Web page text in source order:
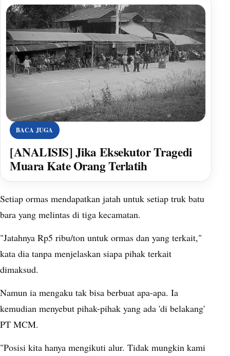
BACA JUGA
[ANALISIS] Jika Eksekutor Tragedi
Muara Kate Orang Terlatih
Setiap ormas mendapatkan jatah untuk setiap truk batu
bara yang melintas di tiga kecamatan.
"Jatahnya Rp5 ribu/ton untuk ormas dan yang terkait,"
kata dia tanpa menjelaskan siapa pihak terkait
dimaksud.
Namun ia mengaku tak bisa berbuat apa-apa. Ia
kemudian menyebut pihak-pihak yang ada 'di belakang'
PT MCM.
"Posisi kita hanya mengikuti alur. Tidak mungkin kami